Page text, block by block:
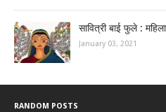
सावित्री बाई फुले :
January 03, 2021
RANDOM POSTS